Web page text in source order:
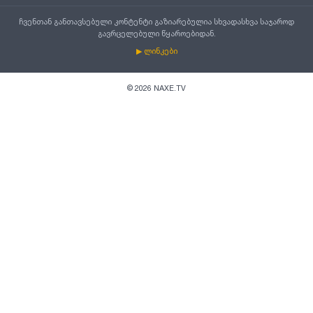
ჩვენთან განთავსებული კონტენტი გაზიარებულია სხვადასხვა საჯაროდ
გავრცელებული წყაროებიდან.
▶ ლინკები
© 2026 NAXE.TV